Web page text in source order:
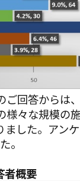
回答からは
様々な規模の
ました。アン
。
概要